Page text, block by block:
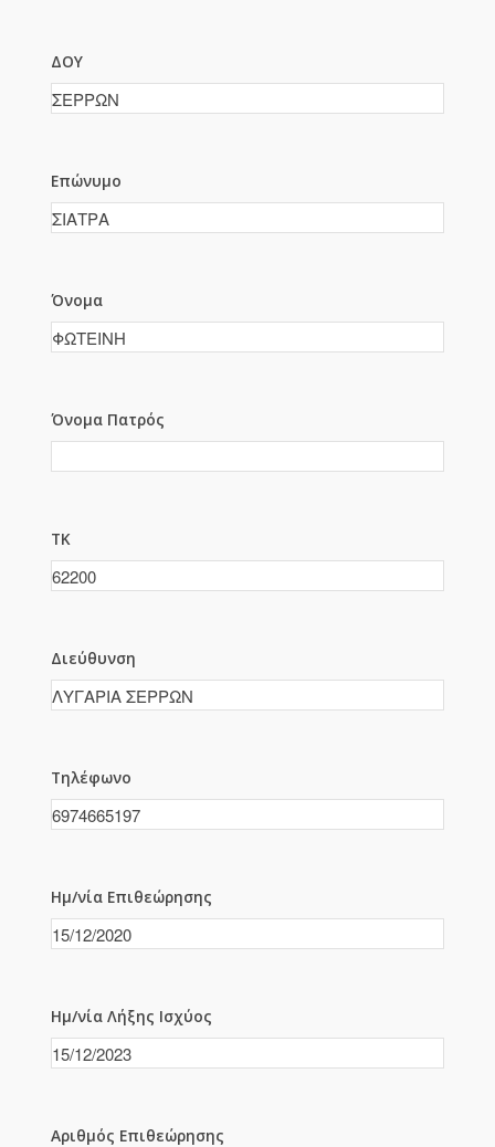
ΔΟΥ
Επώνυμο
Όνομα
Όνομα Πατρός
ΤΚ
Διεύθυνση
Τηλέφωνο
Ημ/νία Επιθεώρησης
Ημ/νία Λήξης Ισχύος
Αριθμός Επιθεώρησης